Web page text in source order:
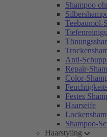
Shampoo
Teebaumöl-
Anti-
Repair-
Color-
Festes
Haarseife
Shampoo-
Haarstyling